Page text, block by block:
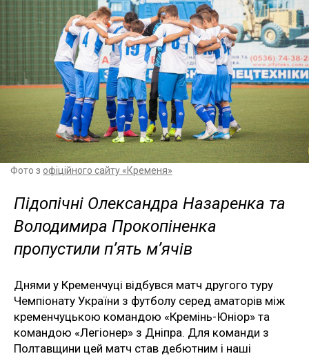
Фото з офіційного сайту «Кременя»
Підопічні Олександра Назаренка та
Володимира Прокопіненка
пропустили п’ять м’ячів
Днями у Кременчуці відбувся матч другого туру
Чемпіонату України з футболу серед аматорів між
кременчуцькою командою «Кремінь-Юніор» та
командою «Легіонер» з Дніпра. Для команди з
Полтавщини цей матч став дебютним і наші